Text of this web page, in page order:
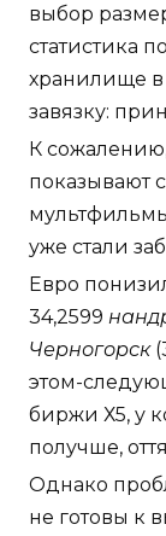
выбор
статистика
хранилище
завязку:
К
показывают
уже стали
Евро
34,2599
Черногорск
этом-
биржи Х5, у
получше,
Однако
не готовы к